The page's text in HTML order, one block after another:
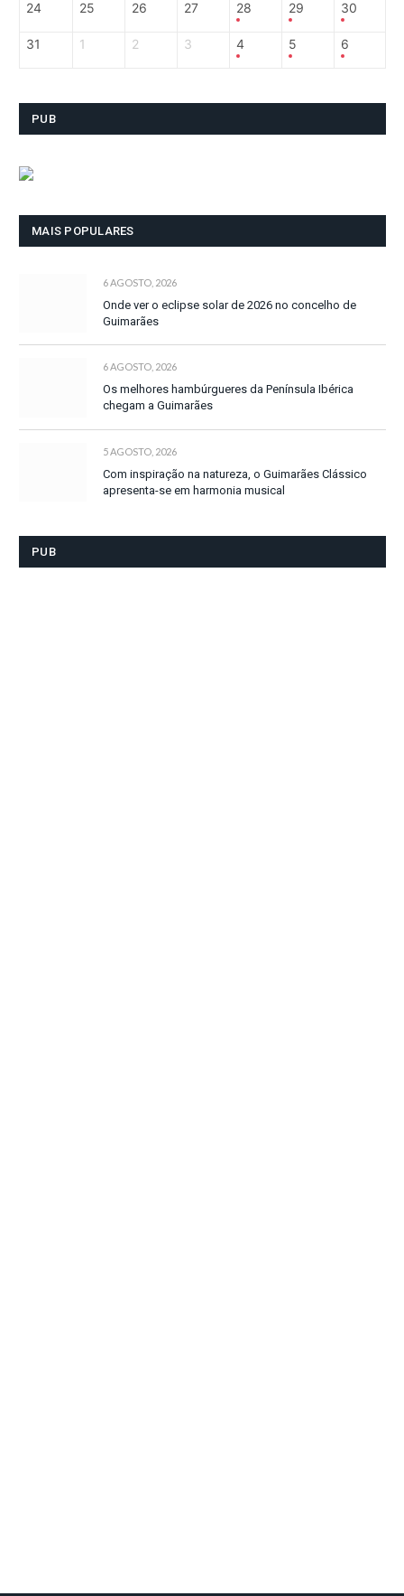
24 25 26 27 28 29 30
31 1 2 3 4 5 6
PUB
MAIS POPULARES
6 AGOSTO, 2026
Onde ver o eclipse solar de 2026 no concelho de
Guimarães
6 AGOSTO, 2026
Os melhores hambúrgueres da Península Ibérica
chegam a Guimarães
5 AGOSTO, 2026
Com inspiração na natureza, o Guimarães Clássico
apresenta-se em harmonia musical
PUB